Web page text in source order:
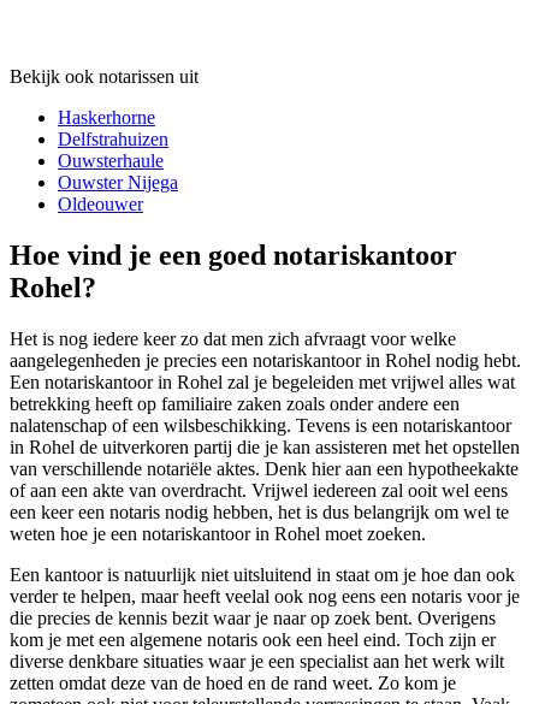
Bekijk ook notarissen uit
Haskerhorne
Delfstrahuizen
Ouwsterhaule
Ouwster Nijega
Oldeouwer
Hoe vind je een goed notariskantoor
Rohel?
Het is nog iedere keer zo dat men zich afvraagt voor welke
aangelegenheden je precies een notariskantoor in Rohel nodig hebt.
Een notariskantoor in Rohel zal je begeleiden met vrijwel alles wat
betrekking heeft op familiaire zaken zoals onder andere een
nalatenschap of een wilsbeschikking. Tevens is een notariskantoor
in Rohel de uitverkoren partij die je kan assisteren met het opstellen
van verschillende notariële aktes. Denk hier aan een hypotheekakte
of aan een akte van overdracht. Vrijwel iedereen zal ooit wel eens
een keer een notaris nodig hebben, het is dus belangrijk om wel te
weten hoe je een notariskantoor in Rohel moet zoeken.
Een kantoor is natuurlijk niet uitsluitend in staat om je hoe dan ook
verder te helpen, maar heeft veelal ook nog eens een notaris voor je
die precies de kennis bezit waar je naar op zoek bent. Overigens
kom je met een algemene notaris ook een heel eind. Toch zijn er
diverse denkbare situaties waar je een specialist aan het werk wilt
zetten omdat deze van de hoed en de rand weet. Zo kom je